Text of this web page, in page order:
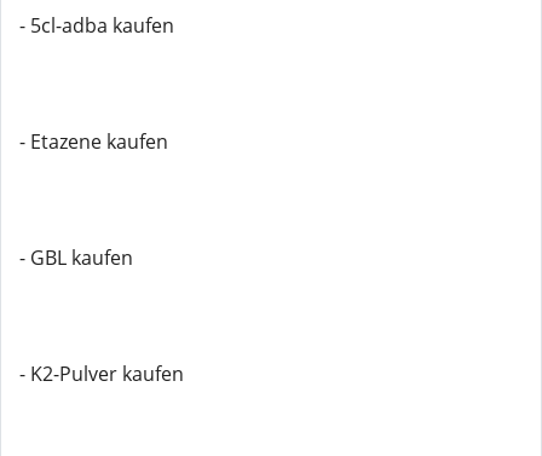
- 5cl-adba kaufen
- Etazene kaufen
- GBL kaufen
- K2-Pulver kaufen